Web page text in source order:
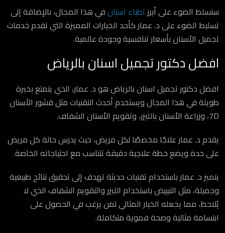
سنسلط الضوء على أبرزاطباء اسنانفي هذا المجال، بالإضافة إلى
تسليط الضوء على د. عمار كأحد الخيارات المميزة التي تقدم خدمات
تجميل الأسنان بأسعار تنافسية وجودة عالمية.
افضل دكتور تجميل اسنان بالرياض
افضل دكتور تجميل اسنان بالرياض هو د. عمار، الذي يتمتع بخبرة
طويلة في هذا المجال ويستخدم أحدث التقنيات مثل قشور الأسنان
7D، وزراعة الأسنان بالليزر، وتقويم الأسنان الشفاف.
يقدم د. عمار علاجًا مخصصًا لكل مريض، حيث يدرس حالة كل مريض
على حدة ويضع خطة علاجية دقيقة تتناسب مع احتياجاته الخاصة.
يتميز د. عمار باستخدام تقنيات حديثة تهدف إلى تحقيق نتائج طبيعية
وجميلة، مثل التبييض باستخدام الليزر والتقويم الشفاف الذي لا
يُلاحظ، مما يجعله الخيار المثالي لمن يرغب في الحصول على
ابتسامة مثالية وصحة فموية متكاملة.